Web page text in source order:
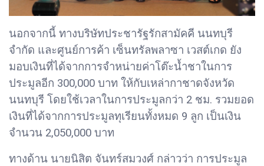
นอกจากนี้ ทางบริษัทประชารัฐรักสามัคคี นนทบุรี
จำกัด และศูนย์การค้า เซ็นทรัลพลาซา เวสต์เกด ยัง
มอบเงินที่ได้จากการจำหน่ายค่าโต๊ะน้ำชาในการ
ประมูลอีก 300,000 บาท ให้กับเหล่ากาชาดจังหวัด
นนทบุรี โดยใช้เวลาในการประมูลกว่า 2 ชม. รวมยอด
เงินที่ได้จากการประมูลทุเรียนทั้งหมด 9 ลูก เป็นเงิน
จำนวน 2,050,000 บาท
ทางด้าน นายนิสิต จันทร์สมวงศ์ กล่าวว่า การประมูล